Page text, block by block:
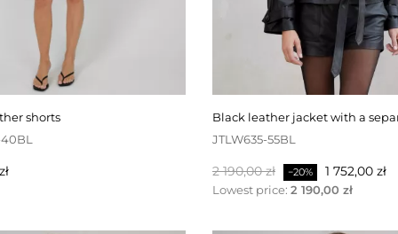
shorts
black leather jacket with a
JTLW635-55BL
Baspris
2 190,00 zł −20% Pris
1 752,00 zł
Lowest price: 2 190,00 zł